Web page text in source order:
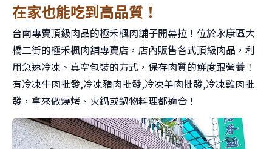
在家也能吃到高品質！
台南專賣頂級肉品的極禾楓肉舖子開幕拉！位於永康區大
橋二街的極禾楓肉舖專賣店，店內販售各式頂級肉品，利
用急速冷凍、真空包裝的方式，保存肉質的鮮度跟營養！
有冷凍牛肉批發,冷凍豬肉批發,冷凍羊肉批發,冷凍雞肉批
發，拿來做燒烤、火鍋或鍋物料理都適合！